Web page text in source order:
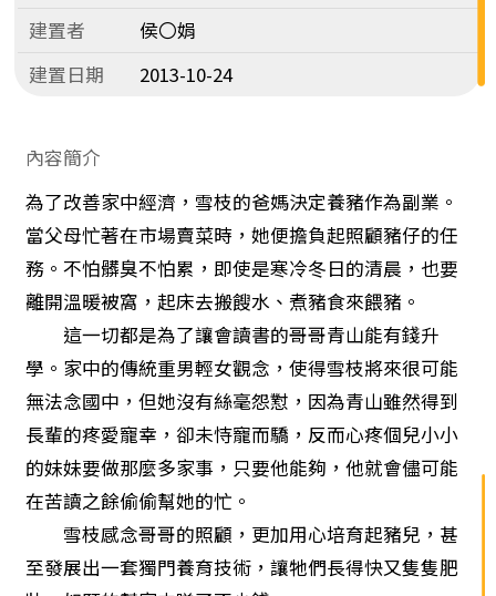
建置者
侯〇娟
建置日期
2013-10-24
內容簡介
為了改善家中經濟，雪枝的爸媽決定養豬作為副業。
當父母忙著在市場賣菜時，她便擔負起照顧豬仔的任
務。不怕髒臭不怕累，即使是寒冷冬日的清晨，也要
離開溫暖被窩，起床去搬餿水、煮豬食來餵豬。
這一切都是為了讓會讀書的哥哥青山能有錢升
學。家中的傳統重男輕女觀念，使得雪枝將來很可能
無法念國中，但她沒有絲毫怨懟，因為青山雖然得到
長輩的疼愛寵幸，卻未恃寵而驕，反而心疼個兒小小
的妹妹要做那麼多家事，只要他能夠，他就會儘可能
在苦讀之餘偷偷幫她的忙。
雪枝感念哥哥的照顧，更加用心培育起豬兒，甚
至發展出一套獨門養育技術，讓牠們長得快又隻隻肥